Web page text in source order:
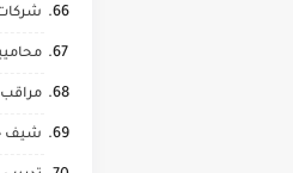
شيف